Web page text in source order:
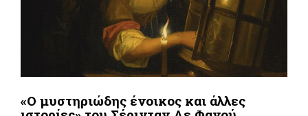
«Ο μυστηριώδης ένοικος και άλλες